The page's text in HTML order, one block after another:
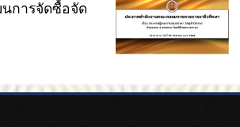
นการจัดซื้อจัด